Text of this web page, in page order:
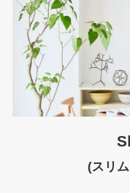
(スリ